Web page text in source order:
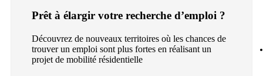
Prêt à élargir votre recherche d’emploi ?
Découvrez de nouveaux territoires où les chances de
trouver un emploi sont plus fortes en réalisant un
projet de mobilité résidentielle